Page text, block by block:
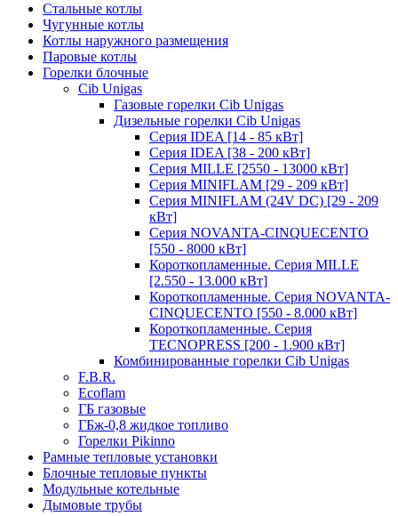
Стальные котлы
Чугунные котлы
Котлы наружного размещения
Паровые котлы
Горелки блочные
Cib Unigas
Газовые горелки Cib Unigas
Дизельные горелки Cib Unigas
Серия IDEA [14 - 85 кВт]
Серия IDEA [38 - 200 кВт]
Серия MILLE [2550 - 13000 кВт]
Серия MINIFLAM [29 - 209 кВт]
Серия MINIFLAM (24V DC) [29 - 209
кВт]
Серия NOVANTA-CINQUECENTO
[550 - 8000 кВт]
Короткопламенные. Серия MILLE
[2.550 - 13.000 кВт]
Короткопламенные. Серия NOVANTA-
CINQUECENTO [550 - 8.000 кВт]
Короткопламенные. Серия
TECNOPRESS [200 - 1.900 кВт]
Комбинированные горелки Cib Unigas
F.B.R.
Ecoflam
ГБ газовые
ГБж-0,8 жидкое топливо
Горелки Pikinno
Рамные тепловые установки
Блочные тепловые пункты
Модульные котельные
Дымовые трубы